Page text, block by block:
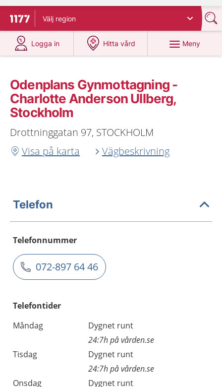
Till startsidan för 1177
Välj region
Logga in
på 1177.se
Hitta vård
på 1177.se
Meny
Odenplans Gynmottagning -
Charlotte Anderson Ullberg,
Stockholm
Drottninggatan 97, STOCKHOLM
Visa på karta
Vägbeskrivning
Telefon
Telefonnummer
072-897 64 46
Telefontider
Måndag
Dygnet runt
24:7h på vården.se
Tisdag
Dygnet runt
24:7h på vården.se
Onsdag
Dygnet runt